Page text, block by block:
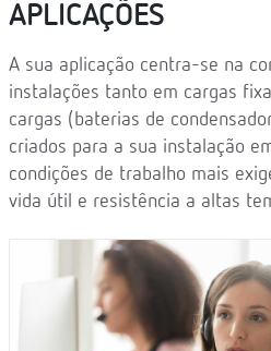
APLICAÇÕES
A sua aplicação centra-se na
instalações tanto em cargas
cargas (baterias de
criados para a sua instalação
condições de trabalho mais
vida útil e resistência a altas